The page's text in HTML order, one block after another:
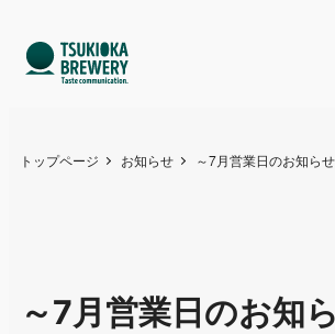
トップページ お知らせ ～7月営業日のお知ら
～7月営業日のお知